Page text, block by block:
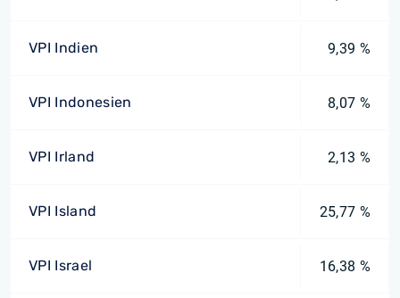
VPI Indien 9,39 %
VPI Indonesien 8,07 %
VPI Irland 2,13 %
VPI Island 25,77 %
VPI Israel 16,38 %